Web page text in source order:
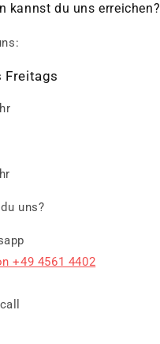
kannst du uns erreichen?
Freitags
uns?
+49 4561 4402